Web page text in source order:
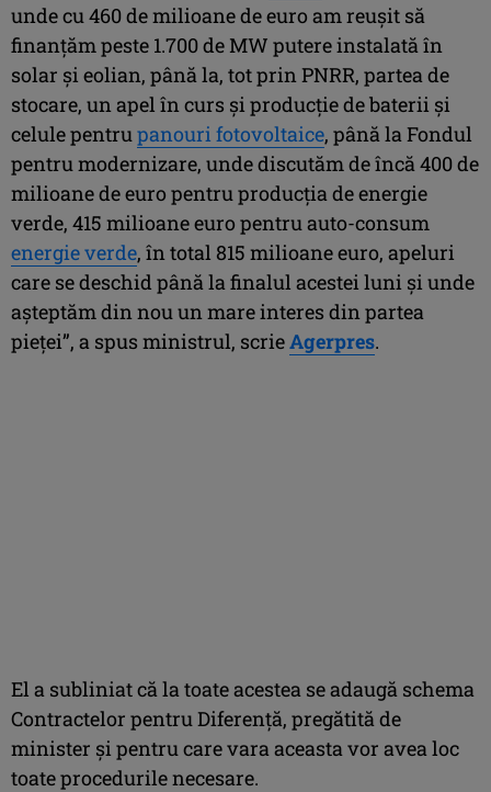
unde cu 460 de milioane de euro am reuşit să
finanţăm peste 1.700 de MW putere instalată în
solar şi eolian, până la, tot prin PNRR, partea de
stocare, un apel în curs şi producţie de baterii şi
celule pentrupanouri fotovoltaice, până la Fondul
pentru modernizare, unde discutăm de încă 400 de
milioane de euro pentru producţia de energie
verde, 415 milioane euro pentru auto-consum
energie verde, în total 815 milioane euro, apeluri
care se deschid până la finalul acestei luni şi unde
aşteptăm din nou un mare interes din partea
pieţei”, a spus ministrul, scrieAgerpres.
El a subliniat că la toate acestea se adaugă schema
Contractelor pentru Diferenţă, pregătită de
minister şi pentru care vara aceasta vor avea loc
toate procedurile necesare.